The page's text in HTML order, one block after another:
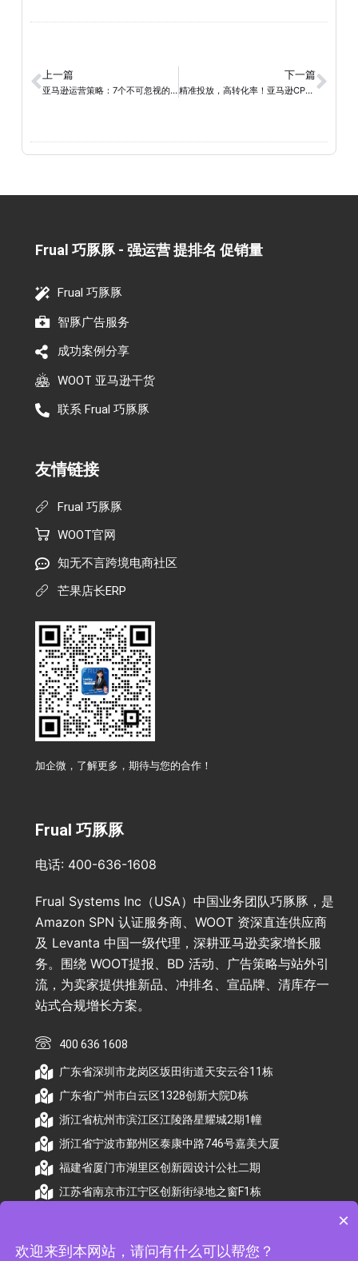
上一篇
亚马逊运营策略：7个不可忽视的亚马逊卖家成功秘诀
下一篇
精准投放，高转化率！亚马逊CPC广告优化技巧助你实现销售目标！
Frual 巧豚豚 - 强运营 提排名 促销量​
Frual 巧豚豚
智豚广告服务
成功案例分享
WOOT 亚马逊干货
联系 Frual 巧豚豚
友情链接
Frual 巧豚豚
WOOT官网
知无不言跨境电商社区
芒果店长ERP
加企微，了解更多，期待与您的合作！
Frual 巧豚豚
电话: 400-636-1608
Frual Systems Inc（USA）中国业务团队巧豚豚，是
Amazon SPN 认证服务商、WOOT 资深直连供应商
及 Levanta 中国一级代理，深耕亚马逊卖家增长服
务。围绕 WOOT提报、BD 活动、广告策略与站外引
流，为卖家提供推新品、冲排名、宣品牌、清库存一
站式合规增长方案。
400 636 1608
广东省深圳市龙岗区坂田街道天安云谷11栋
广东省广州市白云区1328创新大院D栋
浙江省杭州市滨江区江陵路星耀城2期1幢
浙江省宁波市鄞州区泰康中路746号嘉美大厦
福建省厦门市湖里区创新园设计公社二期
江苏省南京市江宁区创新街绿地之窗F1栋
×
欢迎来到本网站，请问有什么可以帮您？